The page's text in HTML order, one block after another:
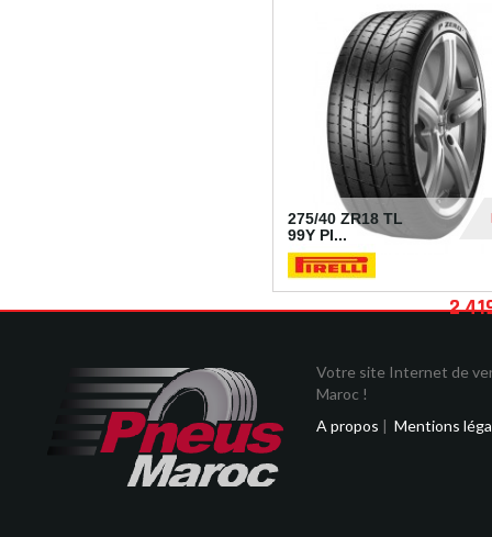
275/40 ZR18 TL
99Y PI...
2
Votre site Internet de
Maroc !
A propos | Mentions